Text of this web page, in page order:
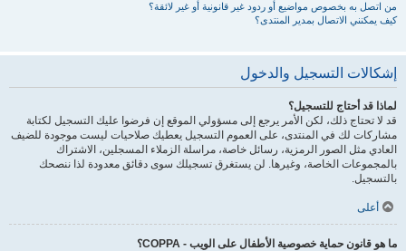
من اتصل به بخصوص مواضيع أو ردود غير قانونية أو غير لائقة؟
كيف يمكنني الاتصال بمدير المنتدى؟
إشكالات التسجيل والدخول
لماذا قد أحتاج للتسجيل؟
قد لا تحتاج ذلك، لكن الأمر يرجع إلى مسؤولي الموقع إن فرضوا عليك التسجيل لكتابة
مشاركات لك في المنتدى، على العموم التسجيل يعطيك صلاحيات ليست موجودة للضيف
العادي مثل الصور الرمزية، رسائل خاصة، مراسلة الزملاء المسجلين، الاشتراك
بالمجموعات الخاصة، وغيرها. لن يستغرق تسجيلك سوى دقائق معدودة لذا ننصحك
بالتسجيل.
أعلى
ما هو قانون حماية خصوصية الأطفال على الويب - COPPA؟